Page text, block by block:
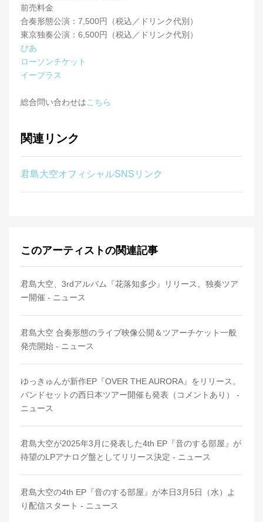
前売料金
合奏形態公演：7,500円（税込／ドリンク代別）
東京独奏公演：6,500円（税込／ドリンク代別）
ぴあ
ローソンチケット
イープラス
総合問い合わせはこちら
関連リンク
君島大空オフィシャルSNSリンク
このアーティストの関連記事
君島大空、3rdアルバム『花落知多少』リリース。独奏ツア
ー開催 - ニュース
君島大空 合奏形態のライブ映像公開＆ツアーチケット一般
発売開始 - ニュース
ゆっきゅんが新作EP『OVER THE AURORA』をリリース。
バンドセットの西日本ツアー開催も発表（コメントあり） -
ニュース
君島大空が2025年3月に発表した4th EP『音のする部屋』が
待望のLPアナログ盤としてリリース決定 - ニュース
君島大空の4th EP『音のする部屋』が本日3月5日（水）よ
り配信スタート - ニュース